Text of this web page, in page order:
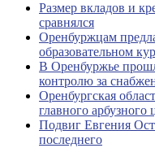
Размер вкладов и
сравнялся
Оренбуржцам
образовательном
В Оренбуржье
контролю за
Оренбургская
главного арбузного
Подвиг Евгения
последнего